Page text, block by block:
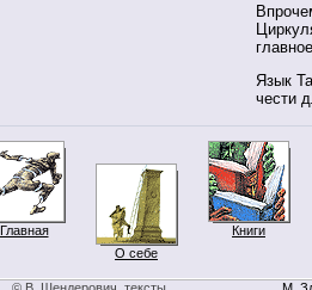
Язык
чести
Главная
О себе
Книги